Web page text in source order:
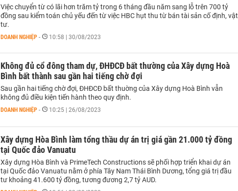
Việc chuyển từ có lãi hơn trăm tỷ trong 6 tháng đầu năm sang lỗ trên 700 tỷ
đồng sau kiểm toán chủ yếu đến từ việc HBC hụt thu từ bán tài sản cố định, vật
tư.
DOANH NGHIỆP - 10:58 | 30/08/2023
Không đủ cổ đông tham dự, ĐHĐCĐ bất thường của Xây dựng Hoà
Bình bất thành sau gần hai tiếng chờ đợi
Sau gần hai tiếng chờ đợi, ĐHĐCĐ bất thuờng của Xây dựng Hoà Bình vẫn
không đủ điều kiện tiến hành theo quy định.
DOANH NGHIỆP - 10:25 | 26/08/2023
Xây dựng Hòa Bình làm tổng thầu dự án trị giá gần 21.000 tỷ đồng
tại Quốc đảo Vanuatu
Xây dựng Hòa Bình và PrimeTech Constructions sẽ phối hợp triển khai dự án
tại Quốc đảo Vanuatu nằm ở phía Tây Nam Thái Bình Dương, tổng giá trị đầu
tư khoảng 41.600 tỷ đồng, tương đương 2,7 tỷ AUD.